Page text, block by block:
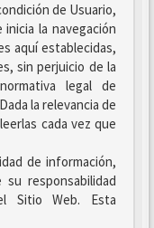
de Usuario,
la navegación
aquí establecidas,
sin perjuicio de la
legal de
la relevancia de
cada vez que
de información,
responsabilidad
Sitio Web. Esta